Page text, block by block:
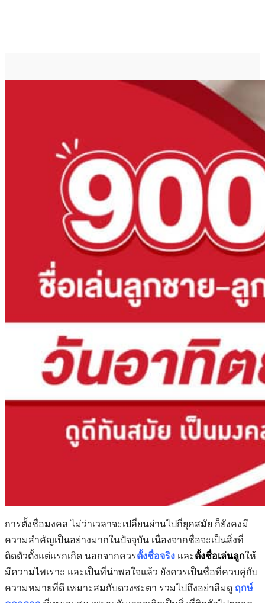
การตั้งชื่อมงคล ไม่ว่าเวลาจะเปลี่ยนผ่านไปกี่ยุคสมัย ก็ยังคงมี
ความสำคัญเป็นอย่างมากในปัจจุบัน เนื่องจากชื่อจะเป็นสิ่งที่
ติดตัวตั้งแต่แรกเกิด นอกจากควรตั้งชื่อจริง และตั้งชื่อเล่นลูกให้
มีความไพเราะ และเป็นที่น่าพอใจแล้ว ยังควรเป็นชื่อที่ควบคู่กับ
ความหมายที่ดี เหมาะสมกับดวงชะตา รวมไปถึงอย่าลืมดู ฤกษ์